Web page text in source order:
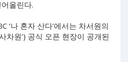
올린다.
‘나 혼자 산다’에서는 차서원의
차원’) 공식 오픈 현장이 공개된